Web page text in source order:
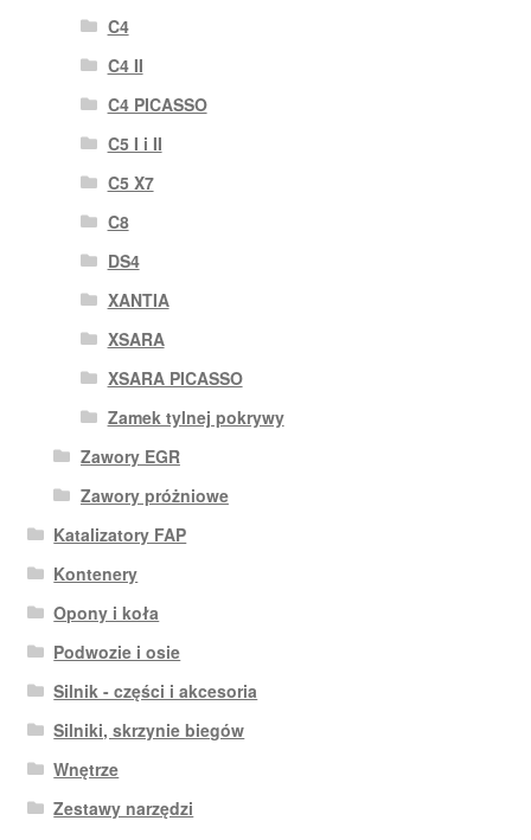
C4
C4 II
C4 PICASSO
C5 I i II
C5 X7
C8
DS4
XANTIA
XSARA
XSARA PICASSO
Zamek tylnej pokrywy
Zawory EGR
Zawory próżniowe
Katalizatory FAP
Kontenery
Opony i koła
Podwozie i osie
Silnik - części i akcesoria
Silniki, skrzynie biegów
Wnętrze
Zestawy narzędzi